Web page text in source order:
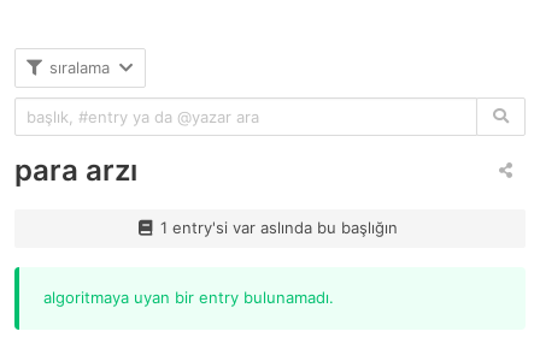
sıralama
para arzı
1 entry'si var aslında bu başlığın
algoritmaya uyan bir entry bulunamadı.